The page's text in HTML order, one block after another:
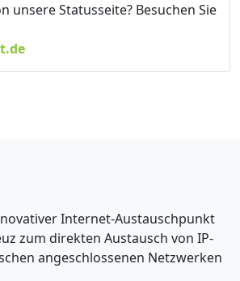
unsere Statusseite? Besuchen Sie
Internet-Austauschpunkt
zum direkten Austausch von IP-
angeschlossenen Netzwerken